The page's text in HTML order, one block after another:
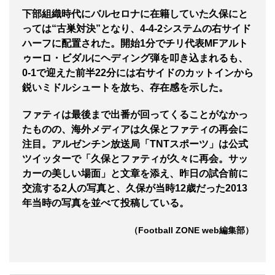
下部組織時代にバルセロナに在籍していた久保にと
っては“古巣対決”となり、4-4-2システムの右サイド
ハーフに配置された。開始1分でチリ代表MFアルト
ゥーロ・ビダルにヘディング弾を叩き込まれるも、
0-1で迎えた前半22分には右サイドのカットインから
鋭いミドルシュートを放ち、存在感を示した。
ファティは最後まで出番が回ってくることがなかっ
たものの、海外メディアは久保とファティの再会に
注目。アルゼンチン放送局「TNTスポーツ」は公式
ツイッターで「久保とファティが久々に再会。サッ
カーの美しい場面」と文章を添え、昨日の試合前に
交流する2人の写真と、久保が当時12歳だった2013
年当時の写真を並べて投稿している。
（Football ZONE web編集部）